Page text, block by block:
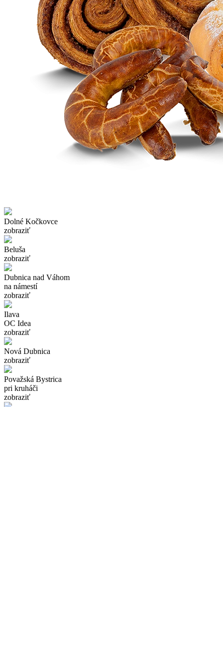
Dolné Kočkovce
zobraziť
Beluša
zobraziť
Dubnica nad Váhom
na námestí
zobraziť
Ilava
OC Idea
zobraziť
Nová Dubnica
zobraziť
Považská Bystrica
pri kruháči
zobraziť